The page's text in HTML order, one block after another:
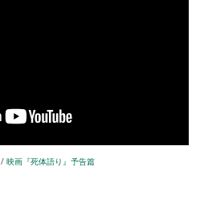
/映画『死体語り』予告篇